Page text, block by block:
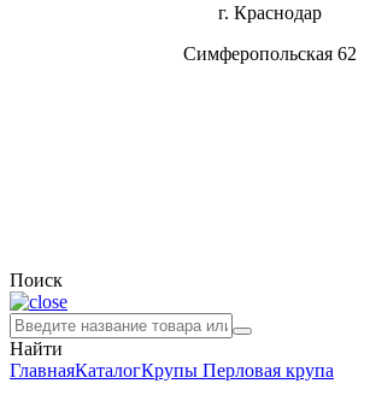
г. Краснодар
Симферопольская 62
Поиск
Найти
ГлавнаяКаталогКрупы Перловая крупа